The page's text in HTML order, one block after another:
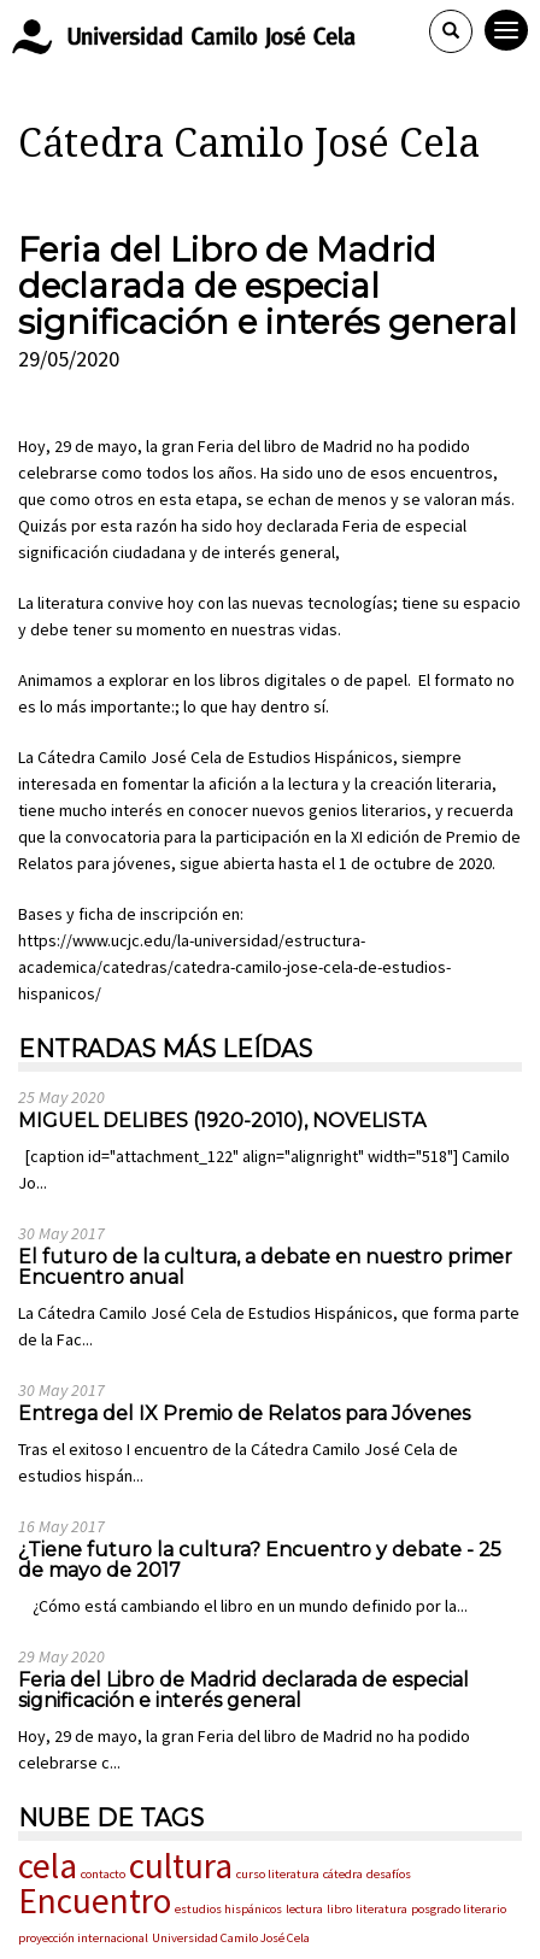
Cátedra Camilo José Cela
Feria del Libro de Madrid
declarada de especial
significación e interés general
29/05/2020
Hoy, 29 de mayo, la gran Feria del libro de Madrid no ha podido
celebrarse como todos los años. Ha sido uno de esos encuentros,
que como otros en esta etapa, se echan de menos y se valoran más.
Quizás por esta razón ha sido hoy declarada Feria de especial
significación ciudadana y de interés general,
La literatura convive hoy con las nuevas tecnologías; tiene su espacio
y debe tener su momento en nuestras vidas.
Animamos a explorar en los libros digitales o de papel. El formato no
es lo más importante:; lo que hay dentro sí.
La Cátedra Camilo José Cela de Estudios Hispánicos, siempre
interesada en fomentar la afición a la lectura y la creación literaria,
tiene mucho interés en conocer nuevos genios literarios, y recuerda
que la convocatoria para la participación en la XI edición de Premio de
Relatos para jóvenes, sigue abierta hasta el 1 de octubre de 2020.
Bases y ficha de inscripción en:
https://www.ucjc.edu/la-universidad/estructura-
academica/catedras/catedra-camilo-jose-cela-de-estudios-
hispanicos/
ENTRADAS MÁS LEÍDAS
25 May 2020
MIGUEL DELIBES (1920-2010), NOVELISTA
[caption id="attachment_122" align="alignright" width="518"] Camilo
Jo...
30 May 2017
El futuro de la cultura, a debate en nuestro primer
Encuentro anual
La Cátedra Camilo José Cela de Estudios Hispánicos, que forma parte
de la Fac...
30 May 2017
Entrega del IX Premio de Relatos para Jóvenes
Tras el exitoso I encuentro de la Cátedra Camilo José Cela de
estudios hispán...
16 May 2017
¿Tiene futuro la cultura? Encuentro y debate - 25
de mayo de 2017
¿Cómo está cambiando el libro en un mundo definido por la...
29 May 2020
Feria del Libro de Madrid declarada de especial
significación e interés general
Hoy, 29 de mayo, la gran Feria del libro de Madrid no ha podido
celebrarse c...
NUBE DE TAGS
cela contacto cultura curso literatura cátedra desafíos
Encuentro estudios hispánicos lectura libro literatura posgrado literario
proyección internacional Universidad Camilo José Cela